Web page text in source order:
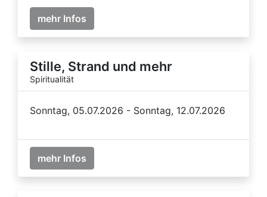
mehr Infos
Stille, Strand und mehr
Spiritualität
Sonntag, 05.07.2026 - Sonntag, 12.07.2026
mehr Infos